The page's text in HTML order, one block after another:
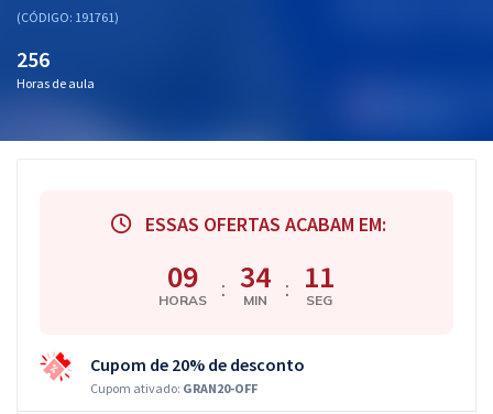
(CÓDIGO: 191761)
256
Horas de aula
ESSAS OFERTAS ACABAM EM:
09
HORAS : 34
MIN : 10
SEG
Cupom de 20% de desconto
Cupom ativado: GRAN20-OFF